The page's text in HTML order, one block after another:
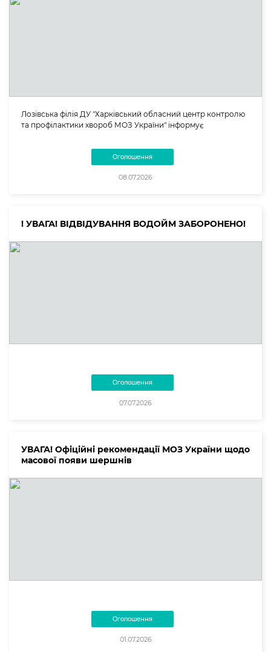
Лозівська філія ДУ "Харківський обласний центр контролю
та профілактики хвороб МОЗ України" інформує
Оголошення
08.07.2026
! УВАГА! ВІДВІДУВАННЯ ВОДОЙМ ЗАБОРОНЕНО!
Оголошення
07.07.2026
УВАГА! Офіційні рекомендації МОЗ України щодо
масової появи шершнів
Оголошення
01.07.2026